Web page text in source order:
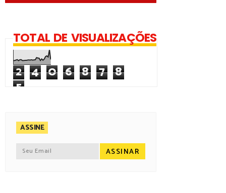
TOTAL DE VISUALIZAÇÕES
2 4 0 6 8 7 8
5
ASSINE